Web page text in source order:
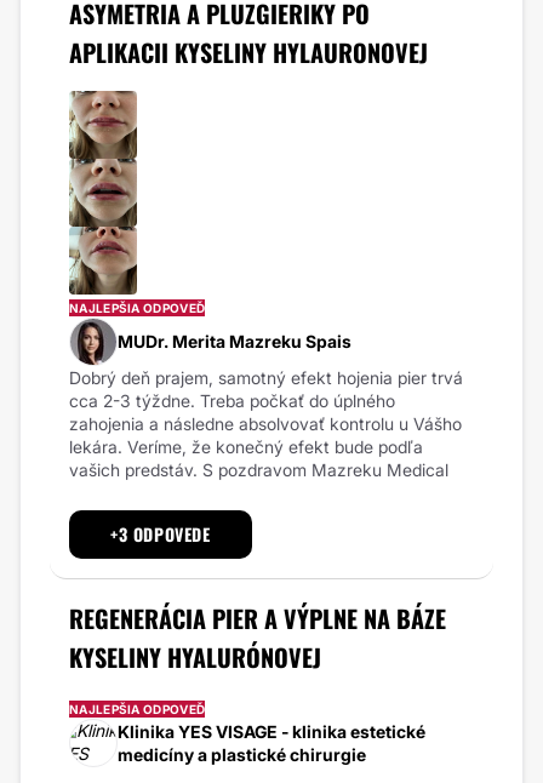
ASYMETRIA A PLUZGIERIKY PO
APLIKACII KYSELINY HYLAURONOVEJ
NAJLEPŠIA ODPOVEĎ
MUDr. Merita Mazreku Spais
Dobrý deň prajem, samotný efekt hojenia pier trvá
cca 2-3 týždne. Treba počkať do úplného
zahojenia a následne absolvovať kontrolu u Vášho
lekára. Veríme, že konečný efekt bude podľa
vašich predstáv. S pozdravom Mazreku Medical
+3 ODPOVEDE
REGENERÁCIA PIER A VÝPLNE NA BÁZE
KYSELINY HYALURÓNOVEJ
NAJLEPŠIA ODPOVEĎ
Klinika YES VISAGE - klinika estetické
medicíny a plastické chirurgie